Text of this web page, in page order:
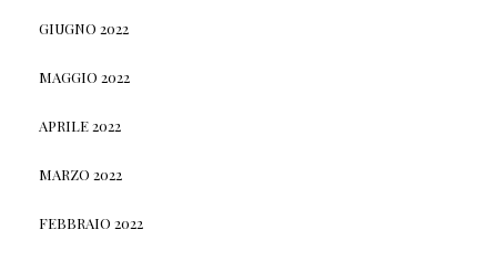
GIUGNO 2022
MAGGIO 2022
APRILE 2022
MARZO 2022
FEBBRAIO 2022